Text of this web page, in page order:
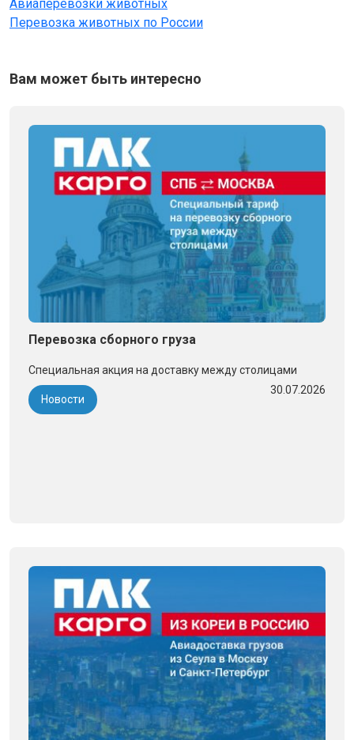
Авиаперевозки животных
Перевозка животных по России
Вам может быть интересно
Перевозка сборного груза
Специальная акция на доставку между столицами
Новости
30.07.2026